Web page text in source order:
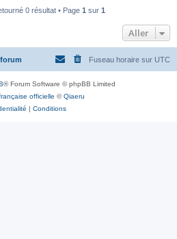
e
0 résultat • Page 1 sur 1
Aller
Fuseau horaire sur UTC
® Forum Software © phpBB Limited
officielle ©Qiaeru
| Conditions